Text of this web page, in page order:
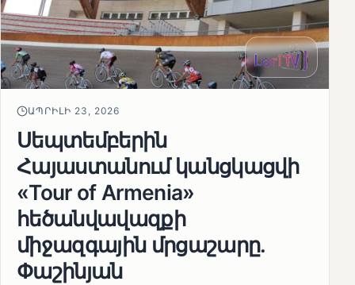
ԱՊՐԻԼԻ 23, 2026
Սեպտեմբերին
Հայաստանում կանցկացվի
«Tour of Armenia»
հեծանվավազքի
միջազգային մրցաշարը.
Փաշինյան